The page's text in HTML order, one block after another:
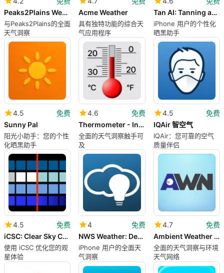
Peaks2Plains Weather
与Peaks2Plains的全面
天气洞察
Acme Weather
具有独特功能的综合天
气应用程序
Tan AI: Tanning app
iPhone 用户的个性化
晒黑助手
4.5
免费
Sunny Pal
阳光小助手：您的个性
化晒黑助手
4.6
免费
Thermometer - Indoor Outdoor
全面的天气洞察触手可
及
4.5
免费
IQAir 智空气
IQAir：您可靠的空气
质量伴侣
4.5
免费
iCSC: Clear Sky Chart Viewer
使用 iCSC 优化您的观
星体验
4
免费
NWS Weather: Deep Weather
iPhone 用户的全面天
气洞察
4.7
免费
Ambient Weather Network
全面的天气洞察与环境
天气网络